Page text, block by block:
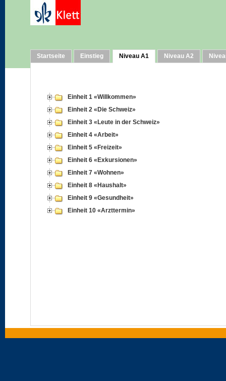
Startseite Einstieg Niveau A1 Niveau A2
Einheit 1 «Willkommen»
Einheit 2 «Die Schweiz»
Einheit 3 «Leute in der Schweiz»
Einheit 4 «Arbeit»
Einheit 5 «Freizeit»
Einheit 6 «Exkursionen»
Einheit 7 «Wohnen»
Einheit 8 «Haushalt»
Einheit 9 «Gesundheit»
Einheit 10 «Arzttermin»